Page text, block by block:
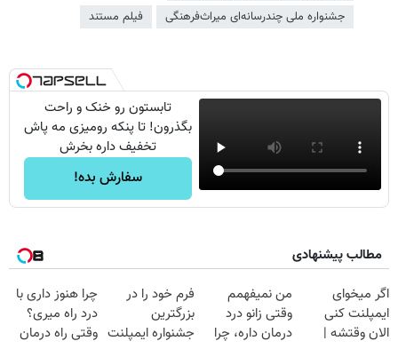
جشنواره ملی چندرسانه‌ای میراث‌فرهنگی
فیلم مستند
تابستون رو خنک و راحت
بگذرون! تا پنکه رومیزی مه پاش
تخفیف داره بخرش
سفارش بده!
مطالب پیشنهادی
اگر میخوای
ایمپلنت کنی
الان وقتشه |
من نمیفهمم
وقتی زانو درد
درمان داره، چرا
فرم خود را در
بزرگترین
جشنواره ایمپلنت
چرا هنوز داری با
درد راه میری؟
وقتی راه درمان